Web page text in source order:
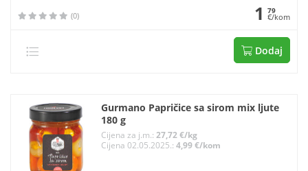
(0) 1 79
€/kom
Dodaj
Gurmano Papričice sa sirom mix ljute
180 g
Cijena za j.m.: 27,72 €/kg
Cijena 02.05.2025.: 4,99 €/kom